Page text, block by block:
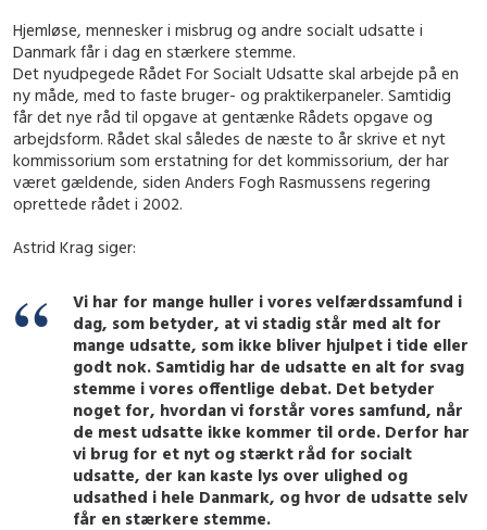
Hjemløse, mennesker i misbrug og andre socialt udsatte i
Danmark får i dag en stærkere stemme.
Det nyudpegede Rådet For Socialt Udsatte skal arbejde på en
ny måde, med to faste bruger- og praktikerpaneler. Samtidig
får det nye råd til opgave at gentænke Rådets opgave og
arbejdsform. Rådet skal således de næste to år skrive et nyt
kommissorium som erstatning for det kommissorium, der har
været gældende, siden Anders Fogh Rasmussens regering
oprettede rådet i 2002.
Astrid Krag siger:
Vi har for mange huller i vores velfærdssamfund i
dag, som betyder, at vi stadig står med alt for
mange udsatte, som ikke bliver hjulpet i tide eller
godt nok. Samtidig har de udsatte en alt for svag
stemme i vores offentlige debat. Det betyder
noget for, hvordan vi forstår vores samfund, når
de mest udsatte ikke kommer til orde. Derfor har
vi brug for et nyt og stærkt råd for socialt
udsatte, der kan kaste lys over ulighed og
udsathed i hele Danmark, og hvor de udsatte selv
får en stærkere stemme.